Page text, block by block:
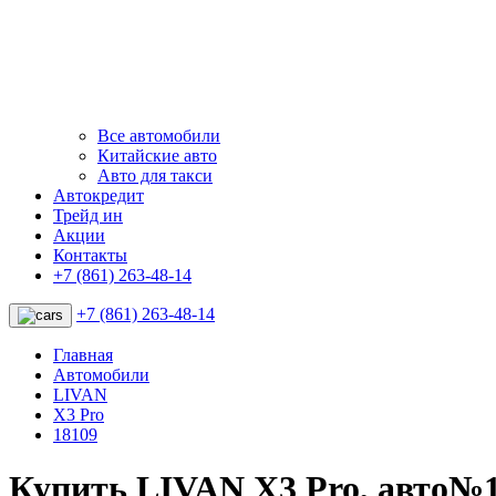
Все автомобили
Китайские авто
Авто для такси
Автокредит
Трейд ин
Акции
Контакты
+7 (861) 263-48-14
+7 (861) 263-48-14
Главная
Автомобили
LIVAN
X3 Pro
18109